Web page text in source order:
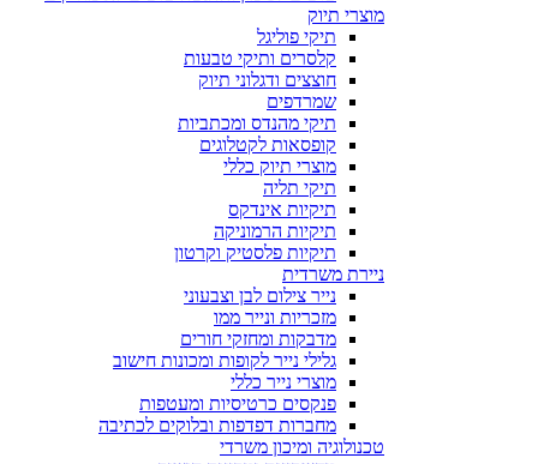
מוצרי תיוק
תיקי פוליגל
קלסרים ותיקי טבעות
חוצצים ודגלוני תיוק
שמרדפים
תיקי מהנדס ומכתביות
קופסאות לקטלוגים
מוצרי תיוק כללי
תיקי תליה
תיקיות אינדקס
תיקיות הרמוניקה
תיקיות פלסטיק וקרטון
ניירת משרדית
נייר צילום לבן וצבעוני
מזכריות ונייר ממו
מדבקות ומחזקי חורים
גלילי נייר לקופות ומכונות חישוב
מוצרי נייר כללי
פנקסים כרטיסיות ומעטפות
מחברות דפדפות ובלוקים לכתיבה
טכנולוגיה ומיכון משרדי